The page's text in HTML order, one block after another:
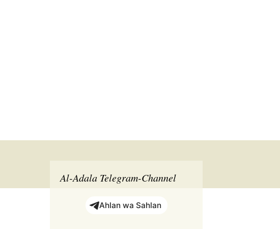
Al-Adala Telegram-Channel
Ahlan wa Sahlan